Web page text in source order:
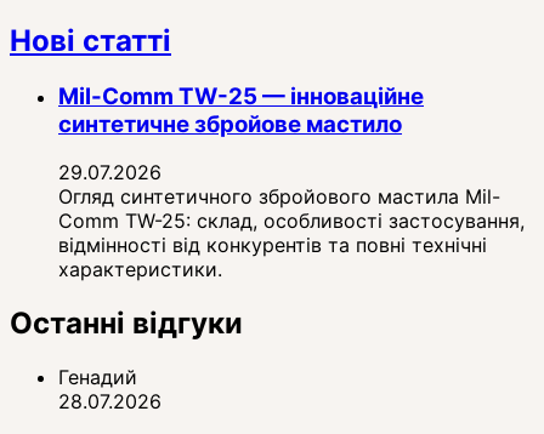
Нові статті
Mil-Comm TW-25 — інноваційне
синтетичне збройове мастило
29.07.2026
Огляд синтетичного збройового мастила Mil-
Comm TW-25: склад, особливості застосування,
відмінності від конкурентів та повні технічні
характеристики.
Останні відгуки
Генадий
28.07.2026